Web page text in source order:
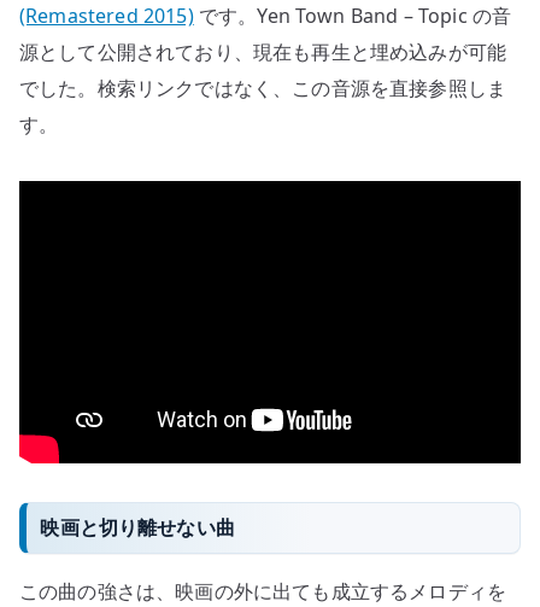
(Remastered 2015)です。Yen Town Band – Topic の音
源として公開されており、現在も再生と埋め込みが可能
でした。検索リンクではなく、この音源を直接参照しま
す。
映画と切り離せない曲
この曲の強さは、映画の外に出ても成立するメロディを